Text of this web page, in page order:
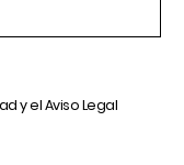
y elAviso Legal